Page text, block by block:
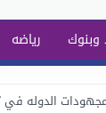
وبنوك رياضه
الدوله